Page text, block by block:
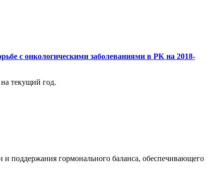
с онкологическими заболеваниями в РК на 2018-
текущий год.
и поддержания гормонального баланса, обеспечивающего